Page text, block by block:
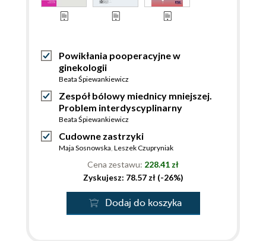
Powikłania pooperacyjne w
ginekologii
Beata Śpiewankiewicz
Zespół bólowy miednicy mniejszej.
Problem interdyscyplinarny
Beata Śpiewankiewicz
Cudowne zastrzyki
Maja Sosnowska, Leszek Czupryniak
Cena zestawu: 228.41 zł
Zyskujesz: 78.57 zł (-26%)
Dodaj do koszyka